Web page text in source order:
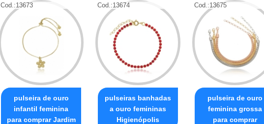
Cod.:13673
pulseira de ouro
infantil feminina
para comprar Jardim
Cod.:13674
pulseiras banhadas
a ouro femininas
Higienópolis
Cod.:13675
pulseira de ouro
feminina grossa
para comprar